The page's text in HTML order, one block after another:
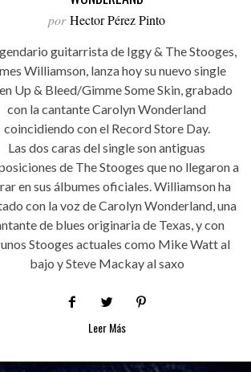
por Hector Pérez Pinto
guitarrista de Iggy & The Stooges,
Williamson, lanza hoy su nuevo single
Up & Bleed/Gimme Some Skin, grabado
con la cantante Carolyn Wonderland
coincidiendo con el Record Store Day.
Las dos caras del single son antiguas
de The Stooges que no llegaron a
en sus álbumes oficiales. Williamson ha
con la voz de Carolyn Wonderland, una
de blues originaria de Texas, y con
Stooges actuales como Mike Watt al
bajo y Steve Mackay al saxo
Leer Más